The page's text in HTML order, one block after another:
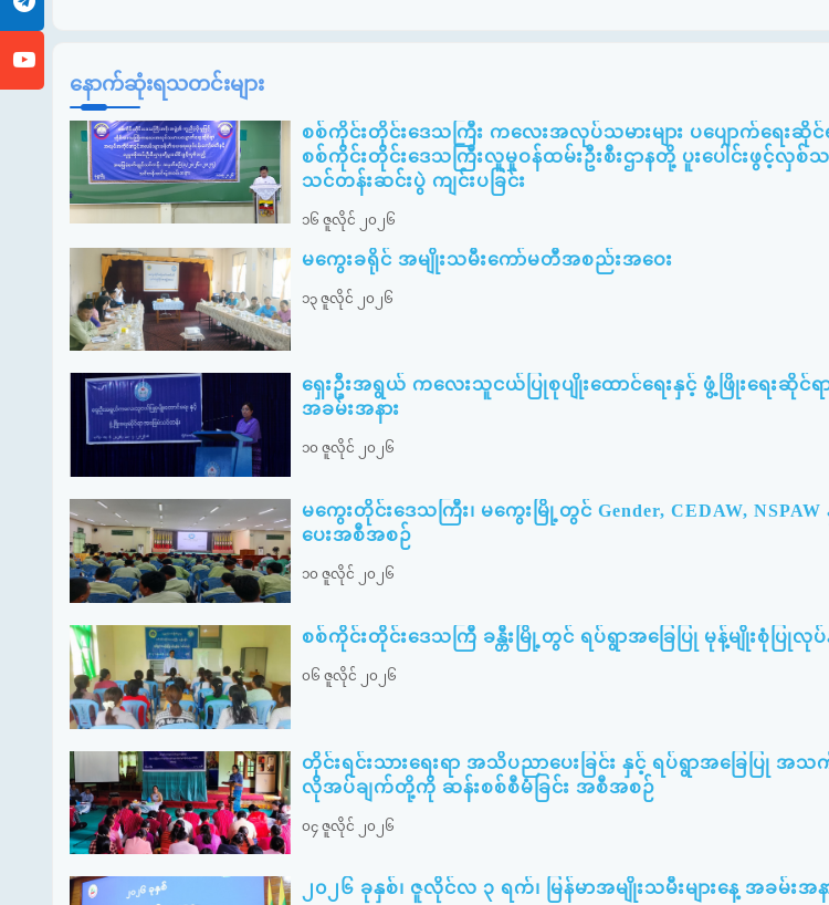
နောက်ဆုံးရသတင်းများ
စစ်ကိုင်းတိုင်းဒေသကြီး ကလေးအလုပ်သမားများ ပပျောက်ရေးဆို
စစ်ကိုင်းတိုင်းဒေသကြီးလူမှုဝန်ထမ်းဦးစီးဌာနတို့ ပူးပေါင်းဖွင့်လှ
သင်တန်းဆင်းပွဲ ကျင်းပခြင်း
၁၆ ဇူလိုင် ၂၀၂၆
မကွေးခရိုင် အမျိုးသမီးကော်မတီအစည်းအဝေး
၁၃ ဇူလိုင် ၂၀၂၆
ရှေးဦးအရွယ် ကလေးသူငယ်ပြုစုပျိုးထောင်ရေးနှင့် ဖွံ့ဖြိုးရေးဆိုင်
အခမ်းအနား
၁၀ ဇူလိုင် ၂၀၂၆
မကွေးတိုင်းဒေသကြီး၊ မကွေးမြို့တွင် Gender, CEDAW,
ပေးအစီအစဉ်
၁၀ ဇူလိုင် ၂၀၂၆
စစ်ကိုင်းတိုင်းဒေသကြီ ခန္တီးမြို့တွင် ရပ်ရွာအခြေပြု မုန့်မျိုးစုံပြု
၀၆ ဇူလိုင် ၂၀၂၆
တိုင်းရင်းသားရေးရာ အသိပညာပေးခြင်း နှင့် ရပ်ရွာအခြေပြု အသ
လိုအပ်ချက်တို့ကို ဆန်းစစ်စီမံခြင်း အစီအစဉ်
၀၄ ဇူလိုင် ၂၀၂၆
၂၀၂၆ ခုနှစ်၊ ဇူလိုင်လ ၃ ရက်၊ မြန်မာအမျိုးသမီးများနေ့ အခမ်းအန